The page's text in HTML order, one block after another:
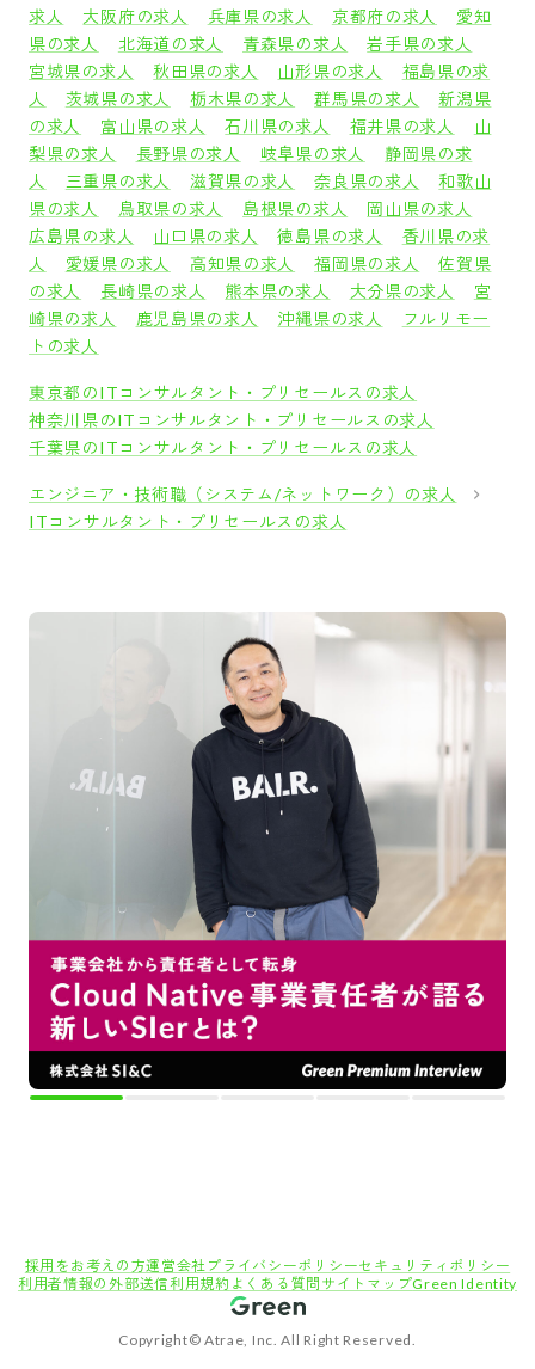
求人
大阪府の求人 兵庫県の求人 京都府の求人
愛知
県の求人
北海道の求人 青森県の求人
岩手県の求人
宮城県の求人
秋田県の求人 山形県の求人
福島県の求
人
茨城県の求人 栃木県の求人 群馬県の求人
新潟県
の求人
富山県の求人 石川県の求人 福井県の求人
山
梨県の求人
長野県の求人 岐阜県の求人
静岡県の求
人
三重県の求人 滋賀県の求人 奈良県の求人
和歌山
県の求人
鳥取県の求人 島根県の求人
岡山県の求人
広島県の求人
山口県の求人 徳島県の求人
香川県の求
人
愛媛県の求人 高知県の求人 福岡県の求人
佐賀県
の求人
長崎県の求人 熊本県の求人 大分県の求人
宮
崎県の求人
鹿児島県の求人 沖縄県の求人
フルリモー
トの求人
東京都のITコンサルタント・プリセールスの求人
神奈川県のITコンサルタント・プリセールスの求人
千葉県のITコンサルタント・プリセールスの求人
エンジニア・技術職（システム/ネットワーク）の求人
ITコンサルタント・プリセールスの求人
採用をお考えの方運営会社 プライバシーポリシーセキュリティポリシー
利用者情報の外部送信利用規約 よくある質問 サイトマップGreen Identity
Copyright© Atrae, Inc. All Right Reserved.